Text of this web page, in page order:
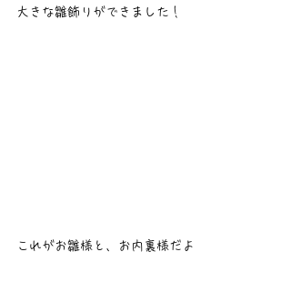
大きな雛飾りができました！
これがお雛様と、お内裏様だよ